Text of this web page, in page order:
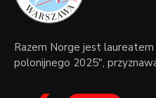
Razem Norge jest
polonijnego 2025",